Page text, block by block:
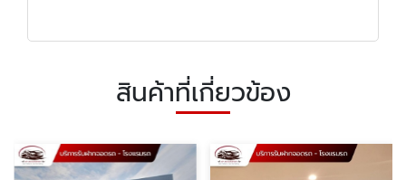
สินค้าที่เกี่ยวข้อง